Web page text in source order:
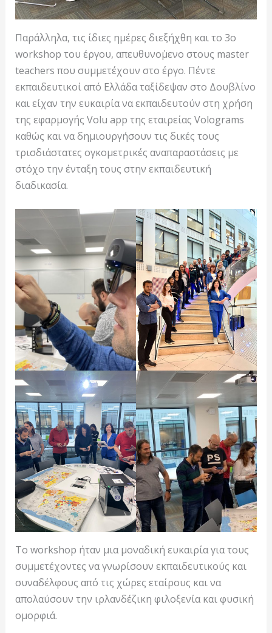
Παράλληλα, τις ίδιες ημέρες διεξήχθη και το 3ο
workshop του έργου, απευθυνο΄μενο στους master
teachers που συμμετέχουν στο έργο. Πέντε
εκπαιδευτικοί από Ελλάδα ταξίδεψαν στο Δουβλίνο
και είχαν την ευκαιρία να εκπαιδευτούν στη χρήση
της εφαρμογής Volu app της εταιρείας Volograms
καθώς και να δημιουργήσουν τις δικές τους
τρισδιάστατες ογκομετρικές αναπαραστάσεις με
στόχο την ένταξη τους στην εκπαιδευτική
διαδικασία.
Το workshop ήταν μια μοναδική ευκαιρία για τους
συμμετέχοντες να γνωρίσουν εκπαιδευτικούς και
συναδέλφους από τις χώρες εταίρους και να
απολαύσουν την ιρλανδέζικη φιλοξενία και φυσική
ομορφιά.